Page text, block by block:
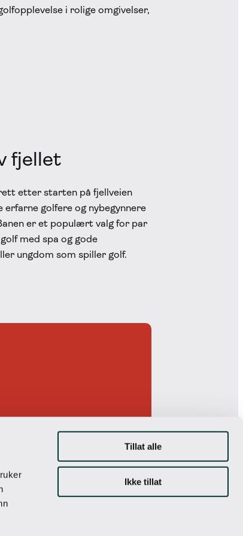
Tillat alle
Ikke tillat
i rolige omgivelser,
fjellet
etter starten på fjellveien
golfere og nybegynnere
er et populært valg for par
med spa og gode
ungdom som spiller golf.
Banen